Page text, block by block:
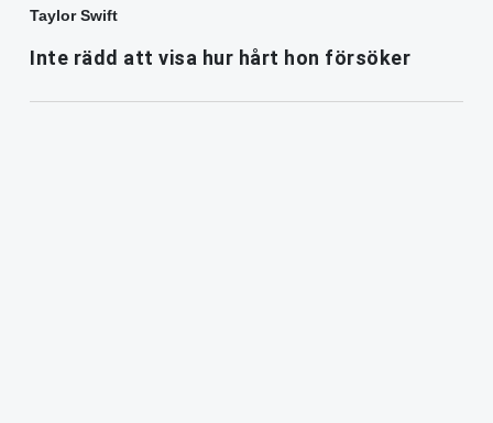
Taylor Swift
Inte rädd att visa hur hårt hon försöker